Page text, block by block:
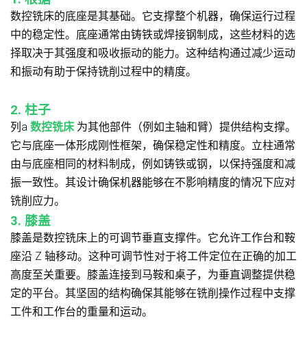
数控铣床的底座是其基础。它支撑整个机器，确保运行过程
中的稳定性。底座通常由铸铁或焊接钢制成，这些材料的选
择取决于其强度和吸收振动的能力。这种结构通过减少运动
和振动有助于保持铣削过程中的精度。
2. 柱子
列a 数控铣床 为其他部件（例如主轴和臂）提供结构支撑。
它与底座一体形成刚性框架，确保稳定性和精度。立柱通常
由与底座相同的材料制成，例如铸铁或钢，以保持强度和减
振一致性。其设计确保机器能够在不影响精度的情况下应对
铣削应力。
3. 膝盖
膝盖是数控铣床上的可调节垂直支撑件。它允许工作台和鞍
座沿 Z 轴移动。这种可调节性对于将工件定位在正确的加工
高度至关重要。膝盖连接到马鞍和桌子，为垂直调整提供稳
定的平台。其坚固的结构确保其能够在铣削操作过程中支撑
工件和工作台的重量和运动。